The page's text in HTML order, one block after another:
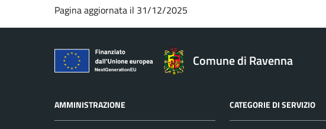
Pagina aggiornata il 31/12/2025
Comune di Ravenna
AMMINISTRAZIONE CATEGORIE DI SERVIZIO